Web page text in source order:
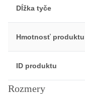
Dĺžka tyče
Hmotnosť produktu
ID produktu
Rozmery